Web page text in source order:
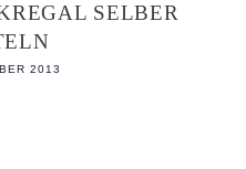
SELBER
2013